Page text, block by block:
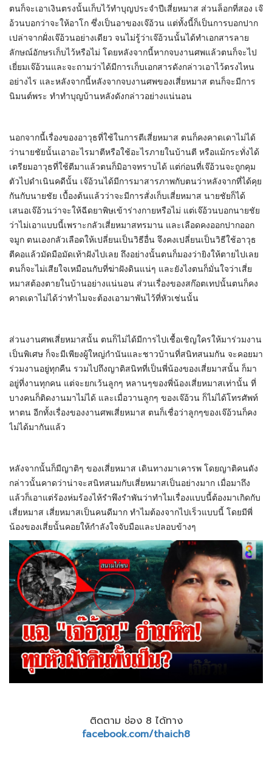
ตนก็จะเอาเงินตรงนั้นเก็บไว้ทำบุญประจำปีเสี่ยหมาส ส่วนล็อกที่สอง เจ๊
อ้วนบอกว่าจะให้อาโก ซึ่งเป็นอาของเจ๊อ้วน แต่ทั้งนี้ก็เป็นการบอกปาก
เปล่าจากฝั่งเจ๊อ้วนอย่างเดียว จนไม่รู้ว่าเจ๊อ้วนนั้นได้ทำเอกสารลาย
ลักษณ์อักษรเก็บไว้หรือไม่ โดยหลังจากนี้หากจบงานศพแล้วตนก็จะไป
เยี่ยมเจ๊อ้วนและจะถามว่าได้มีการเก็บเอกสารดังกล่าวเอาไว้ตรงไหน
อย่างไร และหลังจากนี้หลังจากจบงานศพของเสี่ยหมาส ตนก็จะมีการ
นิมนต์พระ ทำทำบุญบ้านหลังดังกล่าวอย่างแน่นอน
นอกจากนี้เรื่องของอาวุธที่ใช้ในการตีเสี่ยหมาส ตนก็คงคาดเดาไม่ได้
ว่านายชัยนั้นเอาอะไรมาตีหรือใช้อะไรภายในบ้านตี หรือแม้กระทั่งได้
เตรียมอาวุธที่ใช้ตีมาแล้วตนก็มิอาจทราบได้ แต่ก่อนที่เจ๊อ้วนจะถูกคุม
ตัวไปดำเนินคดีนั้น เจ๊อ้วนได้มีการมาสารภาพกับตนว่าหลังจากที่ได้คุย
กันกับนายชัย เบื้องต้นแล้วว่าจะมีการสั่งเก็บเสี่ยหมาส นายชัยก็ได้
เสนอเจ๊อ้วนว่าจะให้ฉีดยาพิษเข้าร่างกายหรือไม่ แต่เจ๊อ้วนบอกนายชัย
ว่าไม่เอาแบบนี้เพราะกลัวเสี่ยหมาสทรมาน และเลือดคงออกปากออก
จมูก ตนเองกลัวเลือดให้เปลี่ยนเป็นวิธีอื่น จึงคงเปลี่ยนเป็นวิธีใช้อาวุธ
ตีคอแล้วมัดมือมัดเท้าฝังไปเลย ถึงอย่างนั้นตนก็มองว่ายิงให้ตายไปเลย
ตนก็จะไม่เสียใจเหมือนกับที่ฆ่าฝังดินแน่ๆ และยังไงตนก็มั่นใจว่าเสี่ย
หมาสต้องตายในบ้านอย่างแน่นอน ส่วนเรื่องของสก๊อตเทปนั้นตนก็คง
คาดเดาไม่ได้ว่าทำไมจะต้องเอามาพันไว้ที่หัวเช่นนั้น
ส่วนงานศพเสี่ยหมาสนั้น ตนก็ไม่ได้มีการไปเชื้อเชิญใครให้มาร่วมงาน
เป็นพิเศษ ก็จะมีเพียงผู้ใหญ่กำนันและชาวบ้านที่สนิทสนมกัน จะคอยมา
ร่วมงานอยู่ทุกคืน รวมไปถึงญาติสนิทที่เป็นพี่น้องของเสี่ยมาสนั้น ก็มา
อยู่ที่งานทุกคน แต่จะยกเว้นลูกๆ หลานๆของพี่น้องเสี่ยหมาสเท่านั้น ที่
บางคนก็ติดงานมาไม่ได้ และเมื่อวานลูกๆ ของเจ๊อ้วน ก็ไม่ได้โทรศัพท์
หาตน อีกทั้งเรื่องของงานศพเสี่ยหมาส ตนก็เชื่อว่าลูกๆของเจ๊อ้วนก็คง
ไม่ได้มากันแล้ว
หลังจากนั้นก็มีญาติๆ ของเสี่ยหมาส เดินทางมาเคารพ โดยญาติคนดัง
กล่าวนั้นคาดว่าน่าจะสนิทสนมกับเสี่ยหมาสเป็นอย่างมาก เมื่อมาถึง
แล้วก็เอาแต่ร้องห่มร้องไห้รำพึงรำพันว่าทำไมเรื่องแบบนี้ต้องมาเกิดกับ
เสี่ยหมาส เสี่ยหมาสเป็นคนดีมาก ทำไมต้องจากไปเร็วแบบนี้ โดยมีพี่
น้องของเสี่ยนั้นคอยให้กำลังใจจับมือและปลอบข้างๆ
ติดตาม ช่อง 8 ได้ทาง
facebook.com/thaich8